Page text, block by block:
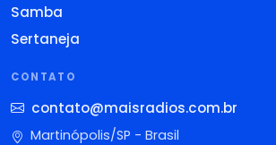
Samba
Sertaneja
CONTATO
contato@maisradios.com.br
Martinópolis/SP - Brasil